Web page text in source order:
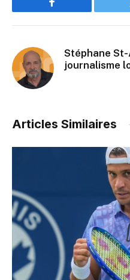
Facebook
Stéphane
journalisme
Articles Similaires